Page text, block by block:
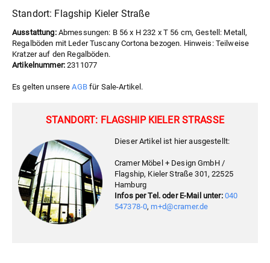
Standort: Flagship Kieler Straße
Ausstattung:Abmessungen: B 56 x H 232 x T 56 cm, Gestell: Metall,
Regalböden mit Leder Tuscany Cortona bezogen. Hinweis: Teilweise
Kratzer auf den Regalböden.
Artikelnummer: 2311077
Es gelten unsereAGBfür Sale-Artikel.
STANDORT: FLAGSHIP KIELER STRASSE
Dieser Artikel ist hier ausgestellt:
Cramer Möbel + Design GmbH /
Flagship, Kieler Straße 301, 22525
Hamburg
Infos per Tel. oder E-Mail unter: 040
547378-0,m+d@cramer.de